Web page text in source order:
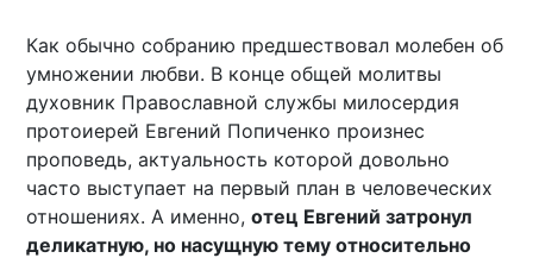
Как обычно собранию предшествовал молебен об
умножении любви. В конце общей молитвы
духовник Православной службы милосердия
протоиерей Евгений Попиченко произнес
проповедь, актуальность которой довольно
часто выступает на первый план в человеческих
отношениях. А именно,отец Евгений затронул
деликатную, но насущную тему относительно